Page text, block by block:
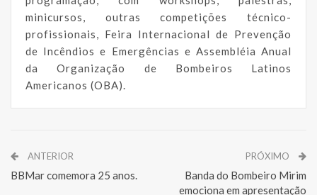
minicursos, outras competições técnico-
profissionais, Feira Internacional de Prevenção
de Incêndios e Emergências e Assembléia Anual
da Organização de Bombeiros Latinos
Americanos (OBA).
ANTERIOR
BBMar comemora 25 anos.
PRÓXIMO
Banda do Bombeiro Mirim
emociona em apresentação